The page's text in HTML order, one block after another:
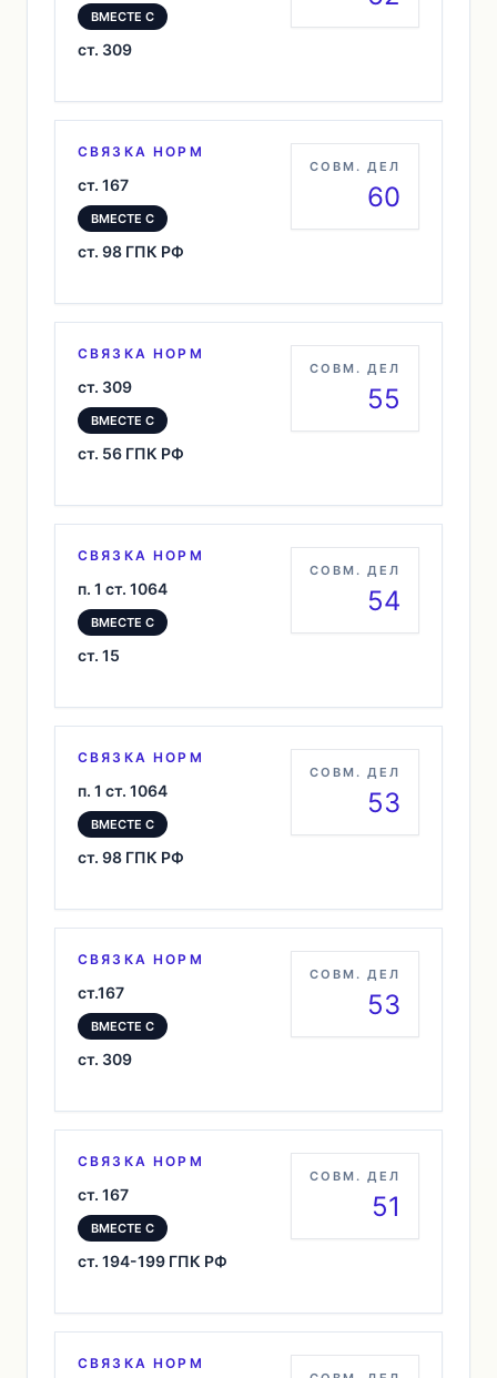
ВМЕСТЕ С
ст. 309
СВЯЗКА НОРМ
ст. 167
ВМЕСТЕ С
ст. 98 ГПК РФ
СОВМ. ДЕЛ
60
СВЯЗКА НОРМ
ст. 309
ВМЕСТЕ С
ст. 56 ГПК РФ
СОВМ. ДЕЛ
55
СВЯЗКА НОРМ
п. 1 ст. 1064
ВМЕСТЕ С
ст. 15
СОВМ. ДЕЛ
54
СВЯЗКА НОРМ
п. 1 ст. 1064
ВМЕСТЕ С
ст. 98 ГПК РФ
СОВМ. ДЕЛ
53
СВЯЗКА НОРМ
ст.167
ВМЕСТЕ С
ст. 309
СОВМ. ДЕЛ
53
СВЯЗКА НОРМ
ст. 167
ВМЕСТЕ С
ст. 194-199 ГПК РФ
СОВМ. ДЕЛ
51
СВЯЗКА НОРМ